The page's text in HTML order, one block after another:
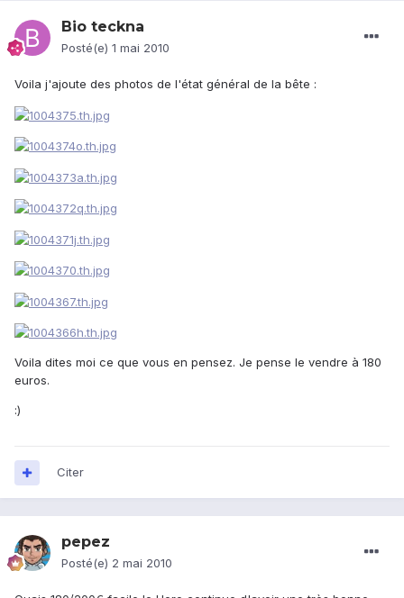
Bio teckna
Posté(e) 1 mai 2010
Voila j'ajoute des photos de l'état général de la bête :
Voila dites moi ce que vous en pensez. Je pense le vendre à 180
euros.
:)
Citer
pepez
Posté(e) 2 mai 2010